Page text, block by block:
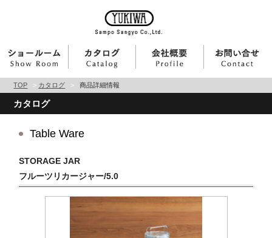
TOP > カタログ > 商品詳細情報
カタログ
Table Ware
STORAGE JAR
フルーツリカージャー/5.0